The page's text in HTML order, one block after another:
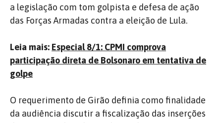
a legislação com tom golpista e defesa de ação
das Forças Armadas contra a eleição de Lula.
Leia mais: Especial 8/1: CPMI comprova
participação direta de Bolsonaro em tentativa de
golpe
O requerimento de Girão definia como finalidade
da audiência discutir a fiscalização das inserções